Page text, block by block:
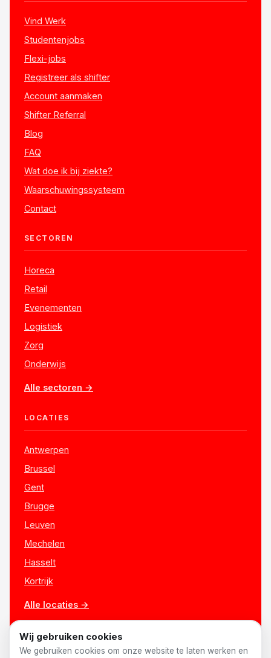
Vind Werk
Studentenjobs
Flexi-jobs
Registreer als shifter
Account aanmaken
Shifter Referral
Blog
FAQ
Wat doe ik bij ziekte?
Waarschuwingssysteem
Contact
SECTOREN
Horeca
Retail
Evenementen
Logistiek
Zorg
Onderwijs
Alle sectoren →
LOCATIES
Antwerpen
Brussel
Gent
Brugge
Leuven
Mechelen
Hasselt
Kortrijk
Alle locaties →
Wij gebruiken cookies
We gebruiken cookies om onze website te laten werken en